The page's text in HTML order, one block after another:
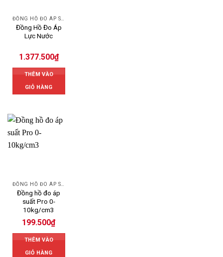
ĐỒNG HỒ ĐO ÁP SUẤT
Đồng Hồ Đo Áp
Lực Nước
1.377.500₫
THÊM VÀO
GIỎ HÀNG
ĐỒNG HỒ ĐO ÁP SUẤT
Đồng hồ đo áp
suất Pro 0-
10kg/cm3
199.500₫
THÊM VÀO
GIỎ HÀNG